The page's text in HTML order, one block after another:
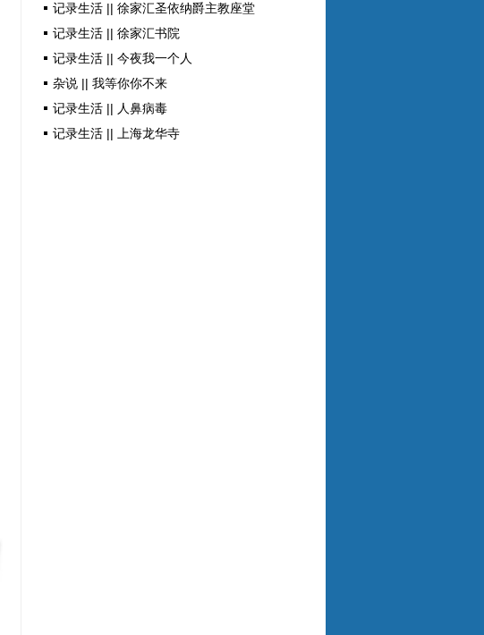
记录生活 || 徐家汇圣依纳爵主教座堂
记录生活 || 徐家汇书院
记录生活 || 今夜我一个人
杂说 || 我等你你不来
记录生活 || 人鼻病毒
记录生活 || 上海龙华寺